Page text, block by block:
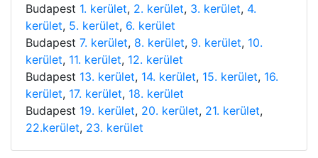
Budapest 1. kerület, 2. kerület, 3. kerület, 4.
kerület, 5. kerület, 6. kerület
Budapest 7. kerület, 8. kerület, 9. kerület, 10.
kerület, 11. kerület, 12. kerület
Budapest 13. kerület, 14. kerület, 15. kerület, 16.
kerület, 17. kerület, 18. kerület
Budapest 19. kerület, 20. kerület, 21. kerület,
22.kerület, 23. kerület